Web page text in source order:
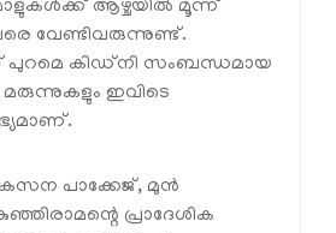
ആഴ്ചയില്‍ മൂന്ന്
വേണ്ടിവരുന്നുണ്ട്.
പുറമെ കിഡ്നി സംബന്ധമായ
ഇവിടെ
പാക്കേജ്, മുന്‍
പ്രാദേശിക